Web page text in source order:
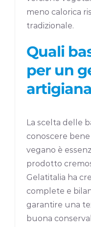
meno calorica
tradizionale.
Quali
per un
La scelta delle
conoscere
vegano è
prodotto
Gelatitalia ha
complete e
garantire una
buona